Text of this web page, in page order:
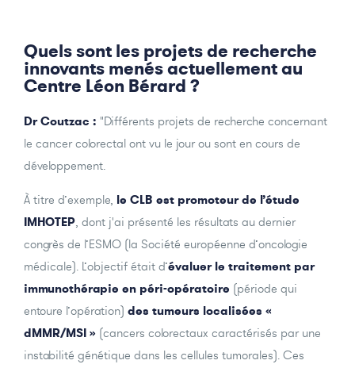
Quels sont les projets de recherche
innovants menés actuellement au
Centre Léon Bérard ?
Dr Coutzac : "Différents projets de recherche concernant
le cancer colorectal ont vu le jour ou sont en cours de
développement.
À titre d’exemple, le CLB est promoteur de l’étude
IMHOTEP, dont j'ai présenté les résultats au dernier
congrès de l’ESMO (la Société européenne d’oncologie
médicale). L’objectif était d’évaluer le traitement par
immunothérapie en péri-opératoire (période qui
entoure l’opération) des tumeurs localisées «
dMMR/MSI » (cancers colorectaux caractérisés par une
instabilité génétique dans les cellules tumorales). Ces